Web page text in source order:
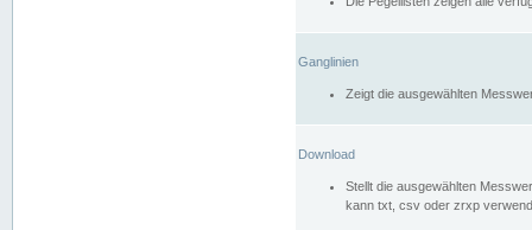
Ganglinien
Zeigt die ausgewählten
Download
Stellt die ausgewählten
kann txt, csv oder zrxp